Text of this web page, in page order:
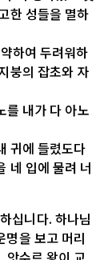
한 성들을 멸하
하여 두려워하
붕의 잡초와 자
를 내가 다 아노
귀에 들렸도다
네 입에 물려 너
십니다. 하나님
명을 보고 머리